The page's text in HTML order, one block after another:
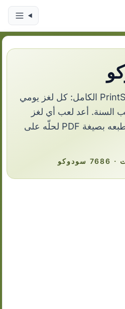
تصفّح أرشيف PrintSudoku الكامل: كل لغز يومي
حسب السنة. أعد لعب أي لغز
قديم عبر الإنترنت أو اطبعه بصيغة PDF لحلّه على